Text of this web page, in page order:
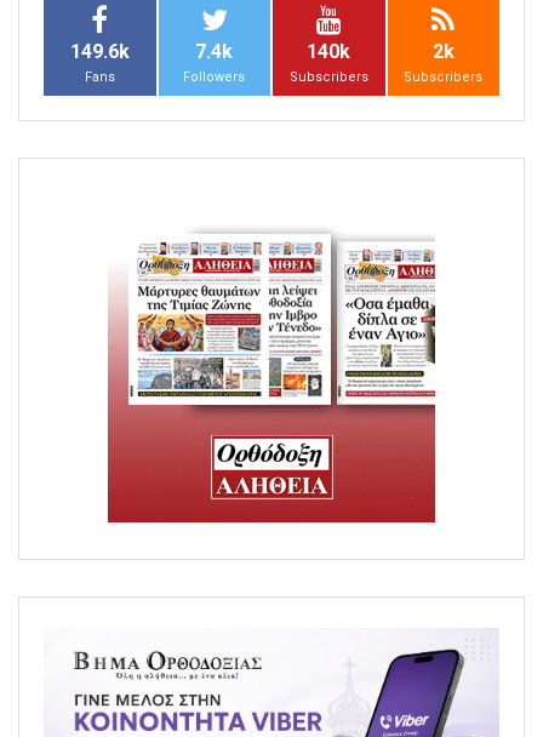
149.6k
Fans
7.4k
Followers
140k
Subscribers
2k
Subscribers